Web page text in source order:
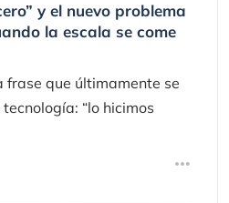
y el nuevo problema
la escala se come
frase que últimamente se
“lo hicimos